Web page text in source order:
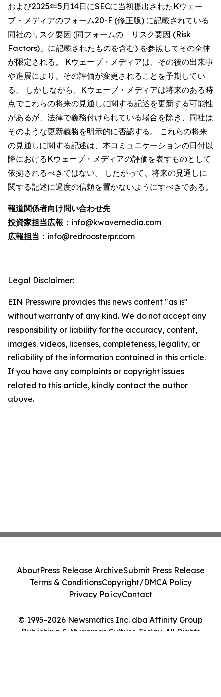
および2025年5月14日にSECに当初提出されたKウェー
ブ・メディアのフォーム20-F (修正版) に記載されている
同社のリスク要因 (同フォームの「リスク要因 (Risk
Factors)」に記載されたものを含む) を参照してその全体
が限定される。 Kウェーブ・メディアは、その後の出来事
や進展により、その評価が変更されることを予期してい
る。 しかしながら、Kウェーブ・メディアは将来のある時
点でこれらの将来の見通しに関する記述を更新する可能性
があるが、法律で義務付けられている場合を除き、同社は
そのような更新義務を明示的に否認する。 これらの将来
の見通しに関する記述は、本コミュニケーションの日付以
降におけるKウェーブ・メディアの評価を表すものとして
依拠されるべきではない。 したがって、将来の見通しに
関する記述に過度の信頼を置かないようにすべきである。
報道関係者向け問い合わせ先
投資家担当広報： info@kwavemedia.com
広報担当： info@redroosterpr.com
Legal Disclaimer:
EIN Presswire provides this news content "as is"
without warranty of any kind. We do not accept any
responsibility or liability for the accuracy, content,
images, videos, licenses, completeness, legality, or
reliability of the information contained in this article.
If you have any complaints or copyright issues
related to this article, kindly contact the author
above.
© 1995-2026 Newsmatics Inc. dba Affinity Group
Publishing & Myanmar Culture Today. All Rights
AboutPress Release ArchiveSubmit Press Release
Terms & ConditionsCopyright/DMCA Policy
Privacy PolicyContact